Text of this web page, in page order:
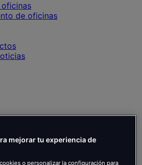
de oficinas
mejorar tu experiencia de
o personalizar la configuración para